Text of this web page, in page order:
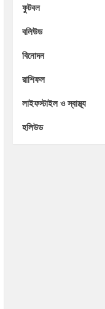
ফুটবল
বলিউড
বিনোদন
রাশিফল
লাইফস্টাইল ও স্বাস্থ্য
হলিউড